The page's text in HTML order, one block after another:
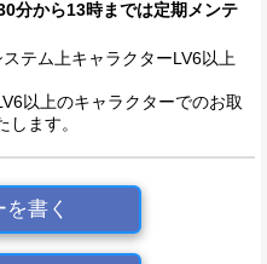
分から13時までは定期メンテ
テム上キャラクターLV6以上
以上のキャラクターでのお取
します。
書く